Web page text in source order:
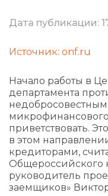
Дата публикации:
Источник: onf.ru
Начало работы в
департамента
приветствовать.
в этом
кредиторами,
Общероссийского
руководитель
заемщиков»